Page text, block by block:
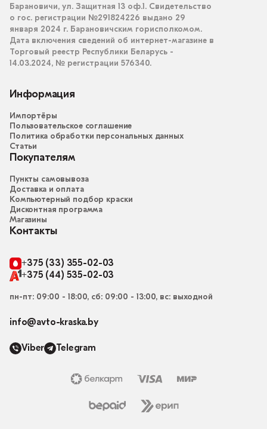
Барановичи, ул. Защитная 13 оф.1. Свидетельство
о гос. регистрации №291824226 выдано 29
января 2024 г. Барановичским горисполкомом.
Дата включения сведений об интернет-магазине в
Торговый реестр Республики Беларусь -
14.03.2024, № регистрации 576340.
Информация
Импортёры
Пользовательское соглашение
Политика обработки персональных данных
Статьи
Покупателям
Пункты самовывоза
Доставка и оплата
Компьютерный подбор краски
Дисконтная программа
Магазины
Контакты
+375 (33) 355-02-03
+375 (44) 535-02-03
пн-пт: 09:00 - 18:00, сб: 09:00 - 13:00, вс: выходной
info@avto-kraska.by
Viber Telegram